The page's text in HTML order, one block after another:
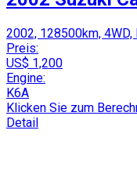
2002, 128500km, 4WD,
Preis:
US$ 1,200
Engine:
K6A
Klicken Sie zum
Detail